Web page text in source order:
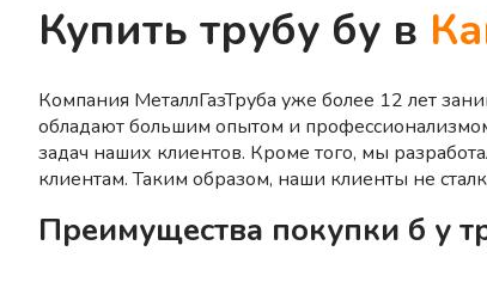
Купить трубу бу в
Компания МеталлГазТруба уже более 12 лет
обладают большим опытом и
задач наших клиентов. Кроме того, мы
клиентам. Таким образом, наши клиенты не
Преимущества покупки б у